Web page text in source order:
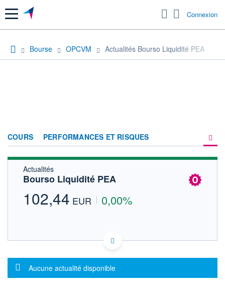
Menu Connexion
Bourse OPCVM Actualités Bourso Liquidité PEA
COURS PERFORMANCES ET RISQUES
FORUM
Actualités
Bourso Liquidité PEA
102,44 EUR 0,00%
Consulter le prospectus / DIC
Message d'information
Aucune actualité disponible